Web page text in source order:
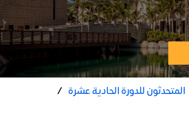
المتحدثون للدورة الحادية عشرة /